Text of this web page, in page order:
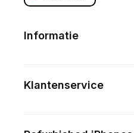
Informatie
Klantenservice